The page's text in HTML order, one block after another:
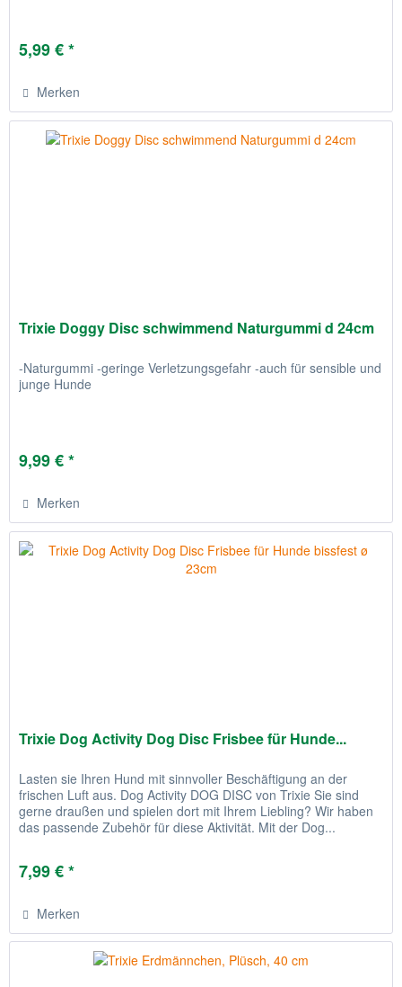
5,99 € *
Merken
Trixie Doggy Disc schwimmend Naturgummi d 24cm
-Naturgummi -geringe Verletzungsgefahr -auch für sensible und
junge Hunde
9,99 € *
Merken
Trixie Dog Activity Dog Disc Frisbee für Hunde...
Lasten sie Ihren Hund mit sinnvoller Beschäftigung an der
frischen Luft aus. Dog Activity DOG DISC von Trixie Sie sind
gerne draußen und spielen dort mit Ihrem Liebling? Wir haben
das passende Zubehör für diese Aktivität. Mit der Dog...
7,99 € *
Merken